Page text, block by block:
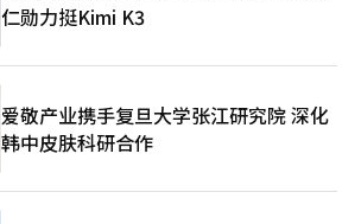
仁勋力挺Kimi K3
爱敬产业携手复旦大学张江研究院 深化
韩中皮肤科研合作